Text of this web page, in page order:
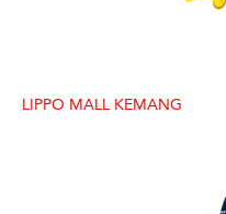
LIPPO MALL KEMANG